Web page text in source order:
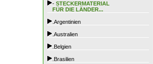
- STECKERMATERIAL
FÜR DIE LÄNDER...
.Argentinien
.Australien
.Belgien
.Brasilien